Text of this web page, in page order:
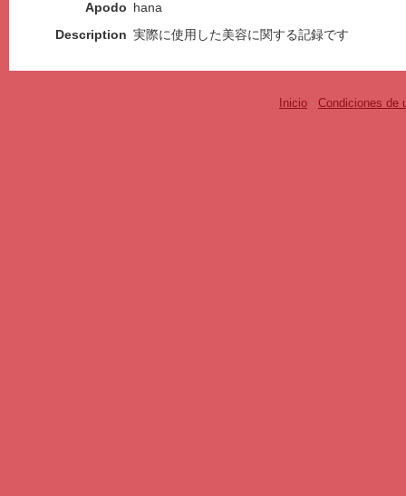
Apodo hana
Description 実際に使用した美容に関する記録です
Inicio - Condiciones de